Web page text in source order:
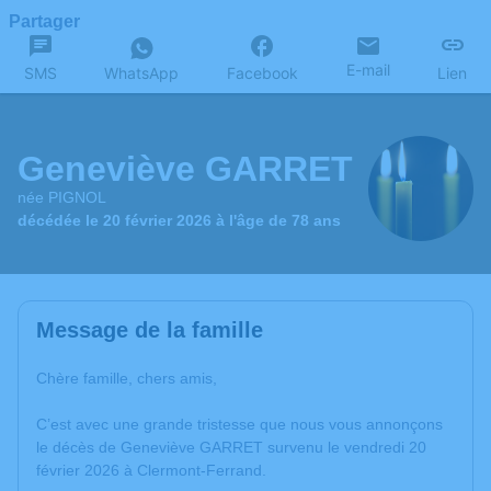
Partager
SMS WhatsApp Facebook E-mail Lien
Geneviève GARRET
née PIGNOL
décédée le 20 février 2026 à l'âge de 78 ans
Message de la famille
Chère famille, chers amis,
C’est avec une grande tristesse que nous vous annonçons
le décès de Geneviève GARRET survenu le vendredi 20
février 2026 à Clermont-Ferrand.